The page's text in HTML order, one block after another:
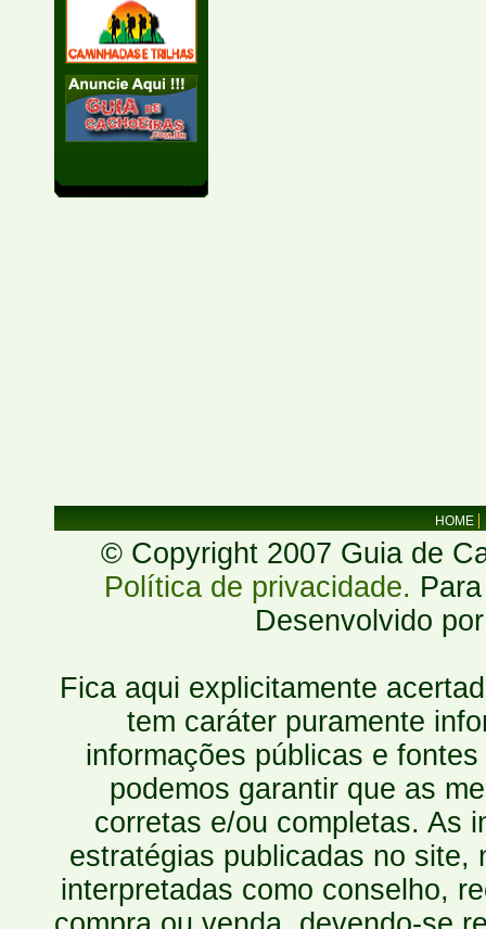
HOME
© Copyright 2007 Guia de
Política de privacidade.
Desenvolvido
Fica aqui explicitamente
tem caráter puramente
informações públicas e
podemos garantir que as
corretas e/ou completas. As
estratégias publicadas no site,
interpretadas como conselho,